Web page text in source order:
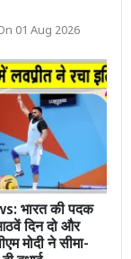
01 Aug 2026
भारत की पदक
दिन दो और
मोदी ने सीमा-